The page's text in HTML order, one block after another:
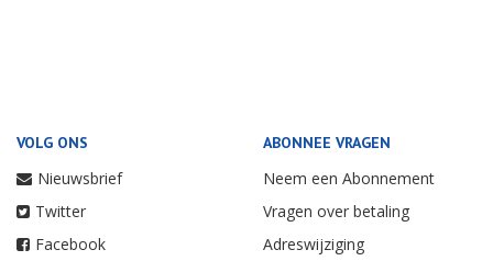
VOLG ONS
Nieuwsbrief
Twitter
Facebook
ABONNEE VRAGEN
Neem een Abonnement
Vragen over betaling
Adreswijziging